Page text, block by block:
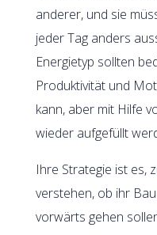
anderer, und sie
jeder Tag anders
Energietyp sollten
Produktivität und
kann, aber mit Hilfe
wieder aufgefüllt
Ihre Strategie ist es,
verstehen, ob ihr
vorwärts gehen